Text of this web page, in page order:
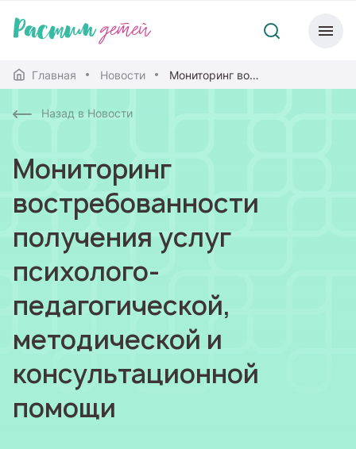
Главная Новости Мониторинг востребованности получения услуг психолого-педагогической, методической и консультационной помощи
Назад в Новости
Мониторинг
востребованности
получения услуг
психолого-
педагогической,
методической и
консультационной
помощи